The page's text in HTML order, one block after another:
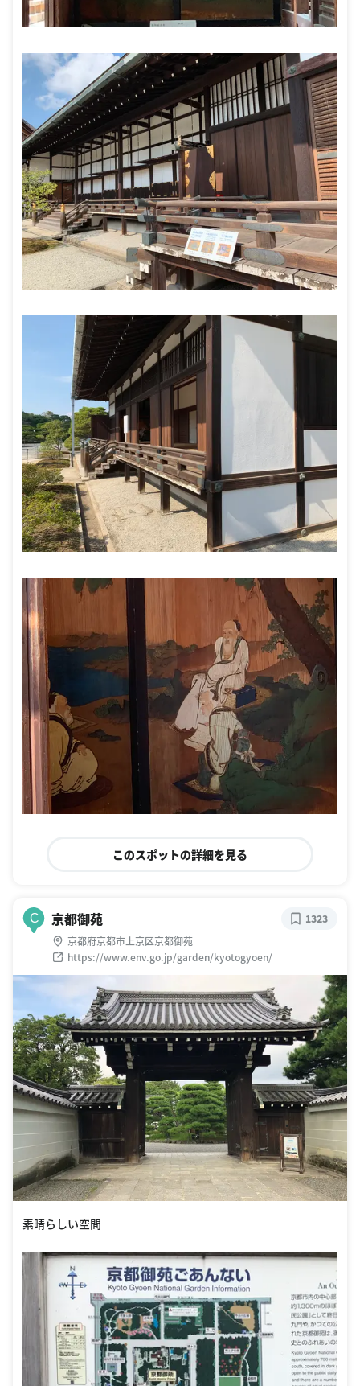
このスポットの詳細を見る
C 京都御苑
京都府京都市上京区京都御苑
https://www.env.go.jp/garden/kyotogyoen/
1323
素晴らしい空間